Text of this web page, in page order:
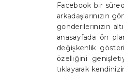
Facebook bir
arkadaşlarınızın
gönderilerinizin
anasayfada ön
değişkenlik
özelliğini
tıklayarak